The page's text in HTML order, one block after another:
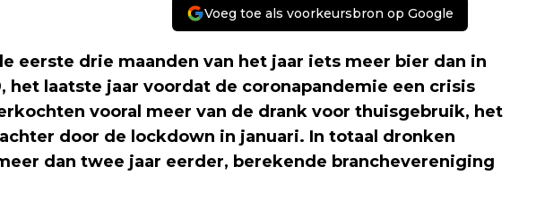
Voeg toe als voorkeursbron op Google
eerste drie maanden van het jaar iets meer bier dan in
het laatste jaar voordat de coronapandemie een crisis
vooral meer van de drank voor thuisgebruik, het
door de lockdown in januari. In totaal dronken
dan twee jaar eerder, berekende branchevereniging